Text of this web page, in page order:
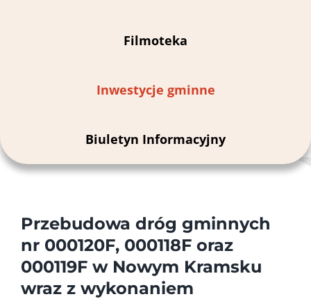
Filmoteka
Inwestycje gminne
Biuletyn Informacyjny
Przebudowa dróg gminnych
nr 000120F, 000118F oraz
000119F w Nowym Kramsku
wraz z wykonaniem